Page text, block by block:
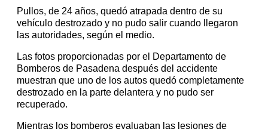
Pullos, de 24 años, quedó atrapada dentro de su
vehículo destrozado y no pudo salir cuando llegaron
las autoridades, según el medio.
Las fotos proporcionadas por el Departamento de
Bomberos de Pasadena después del accidente
muestran que uno de los autos quedó completamente
destrozado en la parte delantera y no pudo ser
recuperado.
Mientras los bomberos evaluaban las lesiones de